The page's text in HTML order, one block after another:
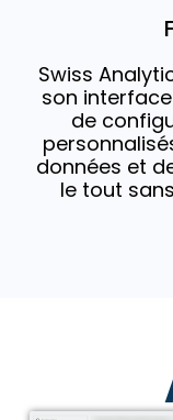
Swiss
son
de
données et
le tout